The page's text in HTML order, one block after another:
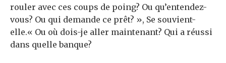
rouler avec ces coups de poing? Ou qu’entendez-
vous? Ou qui demande ce prêt? », Se souvient-
elle.« Ou où dois-je aller maintenant? Qui a réussi
dans quelle banque?